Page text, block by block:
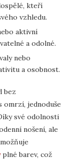
kteří
vzhledu.
aktivní
a odolné.
nebo
a osobnost.
bez
omrzí, jednoduše
své odolnosti
nošení, ale
plné barev, což